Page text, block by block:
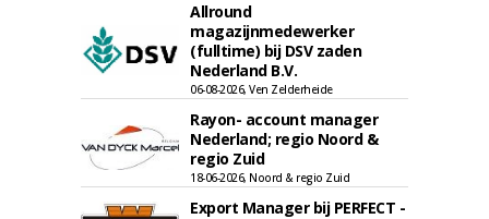
Allround
magazijnmedewerker
(fulltime) bij DSV zaden
Nederland B.V.
06-08-2026, Ven Zelderheide
Rayon- account manager
Nederland; regio Noord &
regio Zuid
18-06-2026, Noord & regio Zuid
Export Manager bij PERFECT -